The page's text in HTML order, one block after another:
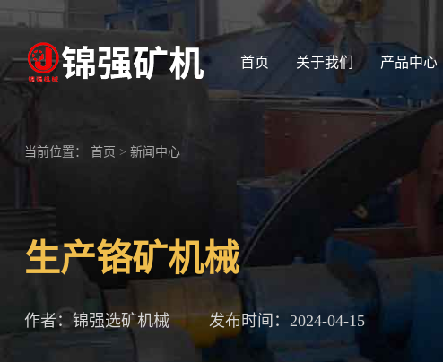
首页 关于我们 产品中心
当前位置： 首页 > 新闻中心
生产铬矿机械
作者：锦强选矿机械 发布时间：2024-04-15